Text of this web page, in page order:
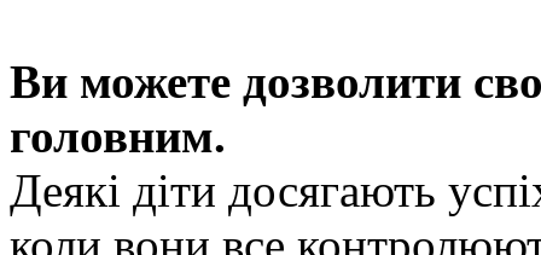
Ви можете дозволити
головним.
Деякі діти досягають
коли вони все